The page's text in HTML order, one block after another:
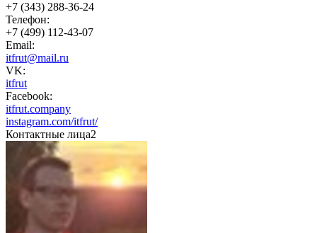
+7 (343) 288-36-24
Телефон:
+7 (499) 112-43-07
Email:
itfrut@mail.ru
VK:
itfrut
Facebook:
itfrut.company
instagram.com/itfrut/
Контактные лица2